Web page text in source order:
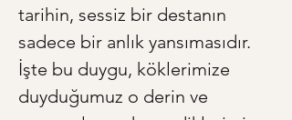
tarihin, sessiz bir destanın
sadece bir anlık yansımasıdır.
İşte bu duygu, köklerimize
duyduğumuz o derin ve